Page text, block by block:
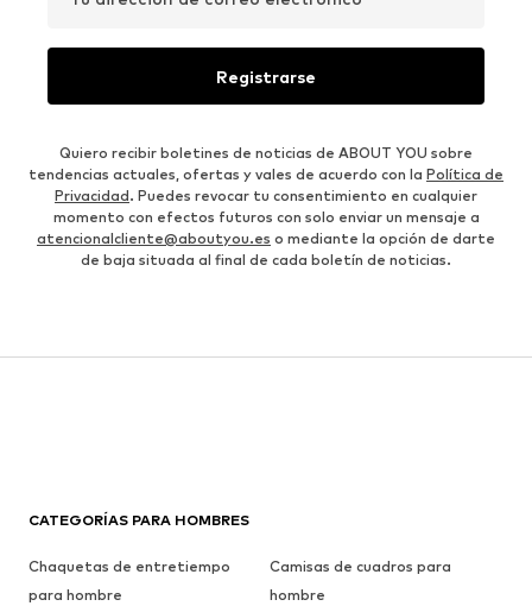
Registrarse
Quiero recibir boletines de noticias de ABOUT YOU sobre
tendencias actuales, ofertas y vales de acuerdo con la Política de
Privacidad. Puedes revocar tu consentimiento en cualquier
momento con efectos futuros con solo enviar un mensaje a
atencionalcliente@aboutyou.es o mediante la opción de darte
de baja situada al final de cada boletín de noticias.
CATEGORÍAS PARA HOMBRES
Chaquetas de entretiempo
para hombre
Camisas de cuadros para
hombre